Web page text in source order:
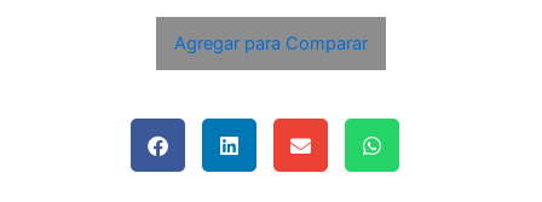
Agregar para Comparar